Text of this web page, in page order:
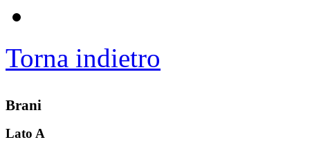
Torna indietro
Brani
Lato A